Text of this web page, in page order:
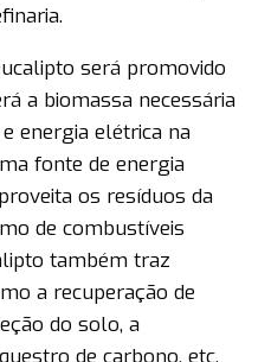
será promovido
a biomassa necessária
energia elétrica na
fonte de energia
os resíduos da
de combustíveis
também traz
a recuperação de
do solo, a